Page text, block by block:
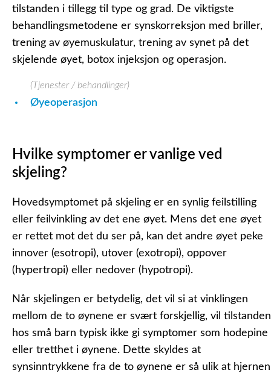
tilstanden i tillegg til type og grad. De viktigste
behandlingsmetodene er synskorreksjon med briller,
trening av øyemuskulatur, trening av synet på det
skjelende øyet, botox injeksjon og operasjon.
(Tjenester / behandlinger)
Øyeoperasjon
Hvilke symptomer er vanlige ved
skjeling?
Hovedsymptomet på skjeling er en synlig feilstilling
eller feilvinkling av det ene øyet. Mens det ene øyet
er rettet mot det du ser på, kan det andre øyet peke
innover (esotropi), utover (exotropi), oppover
(hypertropi) eller nedover (hypotropi).
Når skjelingen er betydelig, det vil si at vinklingen
mellom de to øynene er svært forskjellig, vil tilstanden
hos små barn typisk ikke gi symptomer som hodepine
eller tretthet i øynene. Dette skyldes at
synsinntrykkene fra de to øynene er så ulik at hjernen